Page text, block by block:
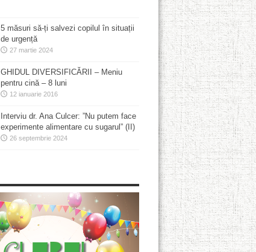
5 măsuri să-ți salvezi copilul în situații
de urgență
27 martie 2024
GHIDUL DIVERSIFICĂRII – Meniu
pentru cină – 8 luni
12 ianuarie 2016
Interviu dr. Ana Culcer: ”Nu putem face
experimente alimentare cu sugarul” (II)
26 septembrie 2024